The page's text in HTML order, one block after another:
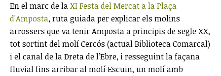
En el marc de laXI Festa del Mercat a la Plaça
d'Amposta, ruta guiada per explicar els molins
arrossers que va tenir Amposta a principis de segle XX,
tot sortint del molí Cercós (actual Biblioteca Comarcal)
i el canal de la Dreta de l’Ebre, i resseguint la façana
fluvial fins arribar al molí Escuin, un molí amb